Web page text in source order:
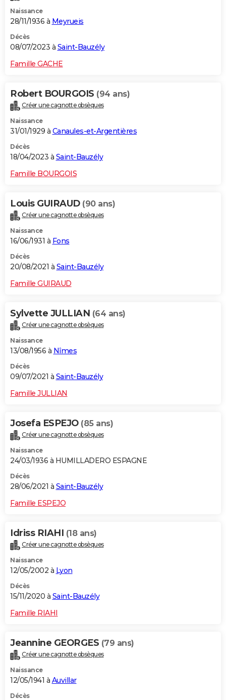
Naissance
28/11/1936 à Meyrueis
Décès
08/07/2023 à Saint-Bauzély
Famille GACHE
Robert BOURGOIS (94 ans)
Créer une cagnotte obsèques
Naissance
31/01/1929 à Canaules-et-Argentières
Décès
18/04/2023 à Saint-Bauzély
Famille BOURGOIS
Louis GUIRAUD (90 ans)
Créer une cagnotte obsèques
Naissance
16/06/1931 à Fons
Décès
20/08/2021 à Saint-Bauzély
Famille GUIRAUD
Sylvette JULLIAN (64 ans)
Créer une cagnotte obsèques
Naissance
13/08/1956 à Nîmes
Décès
09/07/2021 à Saint-Bauzély
Famille JULLIAN
Josefa ESPEJO (85 ans)
Créer une cagnotte obsèques
Naissance
24/03/1936 à HUMILLADERO ESPAGNE
Décès
28/06/2021 à Saint-Bauzély
Famille ESPEJO
Idriss RIAHI (18 ans)
Créer une cagnotte obsèques
Naissance
12/05/2002 à Lyon
Décès
15/11/2020 à Saint-Bauzély
Famille RIAHI
Jeannine GEORGES (79 ans)
Créer une cagnotte obsèques
Naissance
12/05/1941 à Auvillar
Décès